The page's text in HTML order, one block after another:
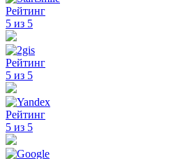
Рейтинг
5 из 5
Рейтинг
5 из 5
Рейтинг
5 из 5